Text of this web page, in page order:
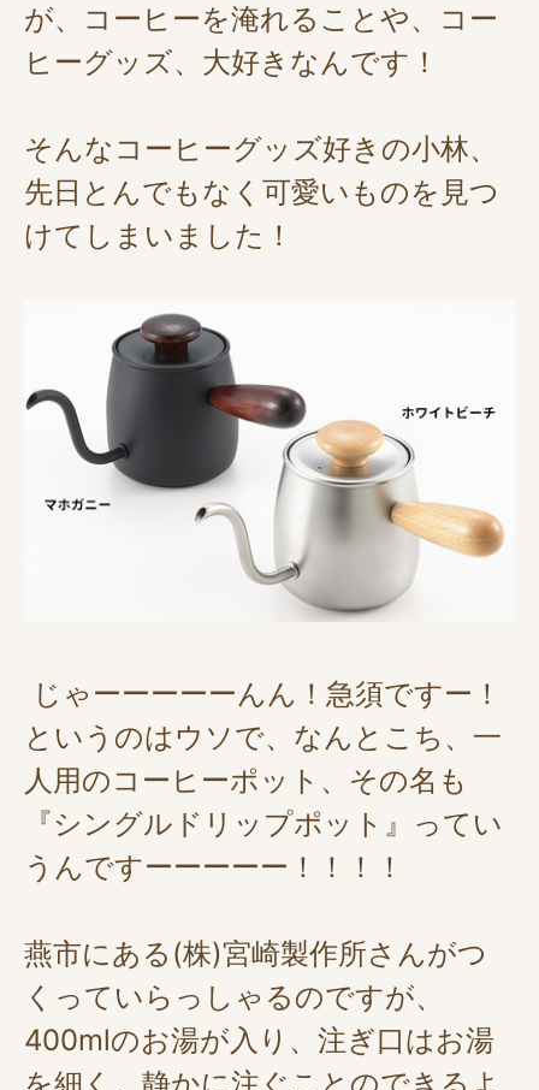
が、コーヒーを淹れることや、コー
ヒーグッズ、大好きなんです！
そんなコーヒーグッズ好きの小林、
先日とんでもなく可愛いものを見つ
けてしまいました！
じゃーーーーーんん！急須ですー！
というのはウソで、なんとこち、一
人用のコーヒーポット、その名も
『シングルドリップポット』ってい
うんですーーーーー！！！！
燕市にある(株)宮崎製作所さんがつ
くっていらっしゃるのですが、
400mlのお湯が入り、注ぎ口はお湯